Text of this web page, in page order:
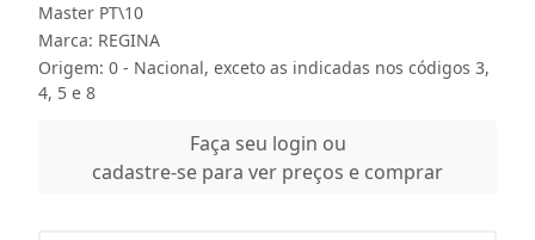
Master PT\10
Marca: REGINA
Origem: 0 - Nacional, exceto as indicadas nos códigos 3,
4, 5 e 8
Faça seu login ou
cadastre-se para ver preços e comprar